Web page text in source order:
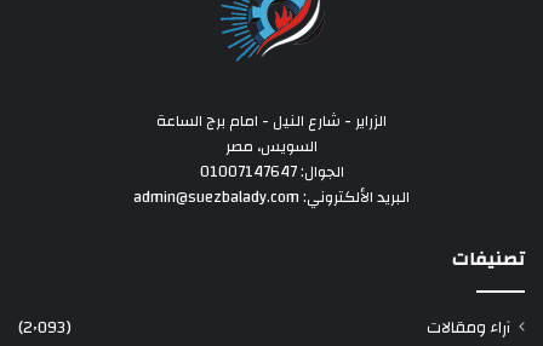
الزراير - شارع النيل - امام برج الساعة
السويس، مصر
الجوال: 01007147647
البريد الألكتروني: admin@suezbalady.com
تصنيفات
آراء ومقالات
(2٬093)